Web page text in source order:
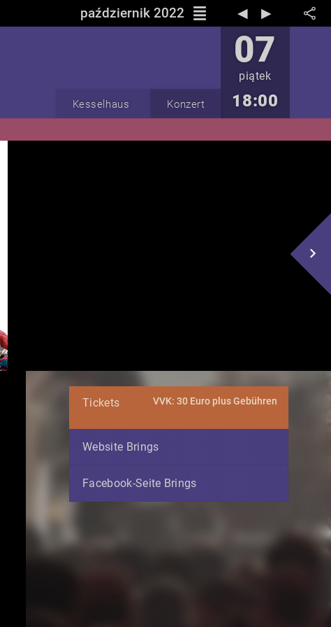
październik 2022 reorder ◀︎ ▶︎
07
piątek
18:00
Kesselhaus Konzert
navigate_next
Tickets VVK: 30 Euro plus Gebühren
Website Brings
Facebook-Seite Brings